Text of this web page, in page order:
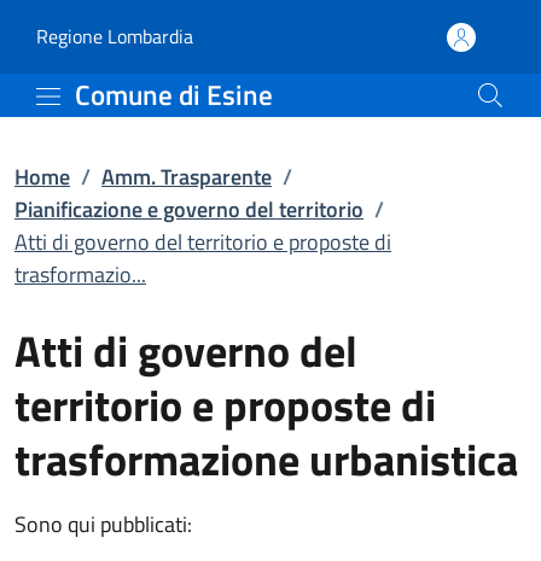
Atti di governo del
Regione Lombardia(apre in un'altra scheda).
Comune di Esine
Home / Amm. Trasparente /
Pianificazione e governo del territorio /
Atti di governo del territorio e proposte di
trasformazio...
Atti di governo del
territorio e proposte di
trasformazione urbanistica
Sono qui pubblicati: